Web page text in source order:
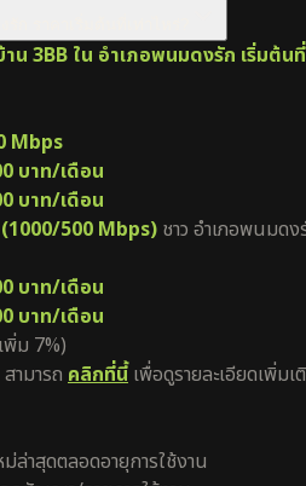
น 3BB ใน อำเภอพนมดงรัก เริ่มต้นที่
Mbps
บาท/เดือน
บาท/เดือน
500 Mbps) ชาว อำเภอพนมด
บาท/เดือน
บาท/เดือน
พิ่ม 7%)
ามารถ คลิกที่นี้ เพื่อดูรายละเอียดเพิ่มเ
าสุดตลอดอายุการใช้งาน